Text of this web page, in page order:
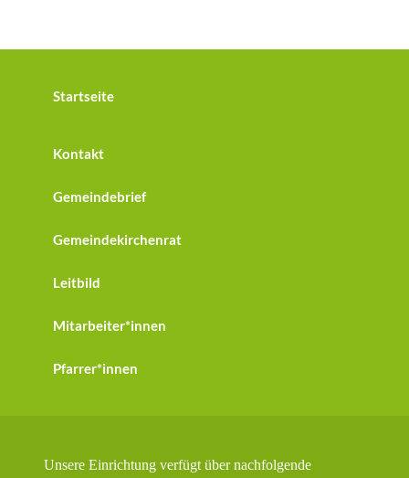
Startseite
Kontakt
Gemeindebrief
Gemeindekirchenrat
Leitbild
Mitarbeiter*innen
Pfarrer*innen
Unsere Einrichtung verfügt über nachfolgende